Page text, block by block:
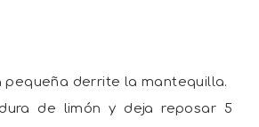
pequeña derrite la mantequilla.
de limón y deja reposar 5